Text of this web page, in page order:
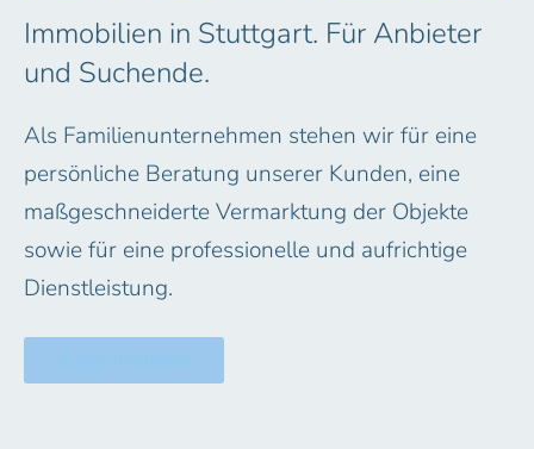
Immobilien in Stuttgart. Für Anbieter
und Suchende.
Als Familienunternehmen stehen wir für eine
persönliche Beratung unserer Kunden, eine
maßgeschneiderte Vermarktung der Objekte
sowie für eine professionelle und aufrichtige
Dienstleistung.